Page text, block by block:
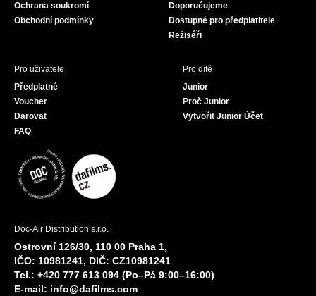
Ochrana soukromí
Obchodní podmínky
Doporučujeme
Dostupné pro předplatitele
Režiséři
Pro uživatele
Předplatné
Voucher
Darovat
FAQ
Pro dítě
Junior
Proč Junior
Vytvořit Junior Účet
Doc-Air Distribution s.r.o.
Ostrovní 126/30, 110 00 Praha 1,
IČO: 10981241, DIČ: CZ10981241
Tel.: +420 777 613 094 (Po–Pá 9:00–16:00)
E-mail: info@dafilms.com